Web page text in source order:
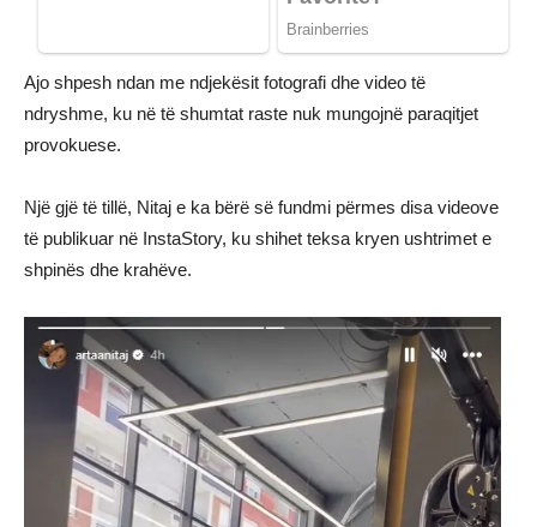
Ajo shpesh ndan me ndjekësit fotografi dhe video të
ndryshme, ku në të shumtat raste nuk mungojnë paraqitjet
provokuese.
Një gjë të tillë, Nitaj e ka bërë së fundmi përmes disa videove
të publikuar në InstaStory, ku shihet teksa kryen ushtrimet e
shpinës dhe krahëve.